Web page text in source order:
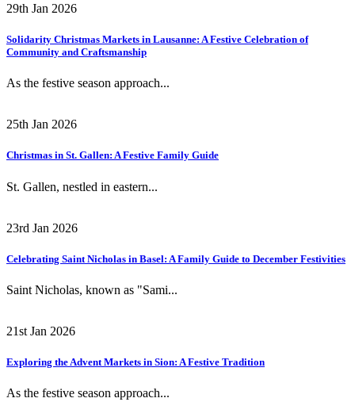
29th Jan 2026
Solidarity Christmas Markets in Lausanne: A Festive Celebration of
Community and Craftsmanship
As the festive season approach...
25th Jan 2026
Christmas in St. Gallen: A Festive Family Guide
St. Gallen, nestled in eastern...
23rd Jan 2026
Celebrating Saint Nicholas in Basel: A Family Guide to December Festivities
Saint Nicholas, known as "Sami...
21st Jan 2026
Exploring the Advent Markets in Sion: A Festive Tradition
As the festive season approach...